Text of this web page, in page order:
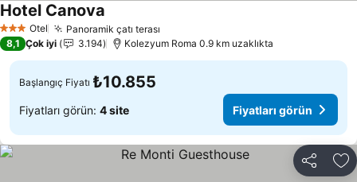
3 YıldızOtel Panoramik çatı terası
Hotel Canova
8,1 Çok iyi 3.194 Kolezyum Roma 0.9 km uzaklıkta
Başlangıç Fiyatı ₺10.855
Fiyatları görün: 4 site Fiyatları görün
Paylaş